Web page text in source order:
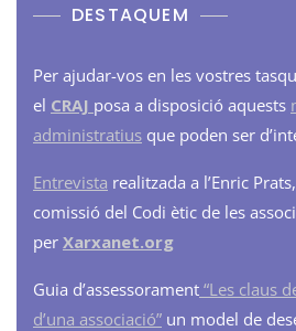
DESTAQUEM
Per ajudar-vos en les vostres
el CRAJ posa a disposició aquests
administratius que poden ser
Entrevista realitzada a l’Enric
comissió del Codi ètic de les
per Xarxanet.org
Guia d’assessorament “Les claus
d’una associació” un model de